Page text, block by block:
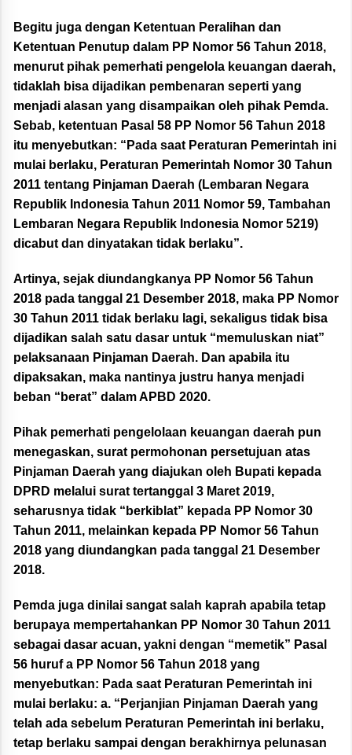
Begitu juga dengan Ketentuan Peralihan dan
Ketentuan Penutup dalam PP Nomor 56 Tahun 2018,
menurut pihak pemerhati pengelola keuangan daerah,
tidaklah bisa dijadikan pembenaran seperti yang
menjadi alasan yang disampaikan oleh pihak Pemda.
Sebab, ketentuan Pasal 58 PP Nomor 56 Tahun 2018
itu menyebutkan: “Pada saat Peraturan Pemerintah ini
mulai berlaku, Peraturan Pemerintah Nomor 30 Tahun
2011 tentang Pinjaman Daerah (Lembaran Negara
Republik Indonesia Tahun 2011 Nomor 59, Tambahan
Lembaran Negara Republik Indonesia Nomor 5219)
dicabut dan dinyatakan tidak berlaku”.
Artinya, sejak diundangkanya PP Nomor 56 Tahun
2018 pada tanggal 21 Desember 2018, maka PP Nomor
30 Tahun 2011 tidak berlaku lagi, sekaligus tidak bisa
dijadikan salah satu dasar untuk “memuluskan niat”
pelaksanaan Pinjaman Daerah. Dan apabila itu
dipaksakan, maka nantinya justru hanya menjadi
beban “berat” dalam APBD 2020.
Pihak pemerhati pengelolaan keuangan daerah pun
menegaskan, surat permohonan persetujuan atas
Pinjaman Daerah yang diajukan oleh Bupati kepada
DPRD melalui surat tertanggal 3 Maret 2019,
seharusnya tidak “berkiblat” kepada PP Nomor 30
Tahun 2011, melainkan kepada PP Nomor 56 Tahun
2018 yang diundangkan pada tanggal 21 Desember
2018.
Pemda juga dinilai sangat salah kaprah apabila tetap
berupaya mempertahankan PP Nomor 30 Tahun 2011
sebagai dasar acuan, yakni dengan “memetik” Pasal
56 huruf a PP Nomor 56 Tahun 2018 yang
menyebutkan: Pada saat Peraturan Pemerintah ini
mulai berlaku: a. “Perjanjian Pinjaman Daerah yang
telah ada sebelum Peraturan Pemerintah ini berlaku,
tetap berlaku sampai dengan berakhirnya pelunasan